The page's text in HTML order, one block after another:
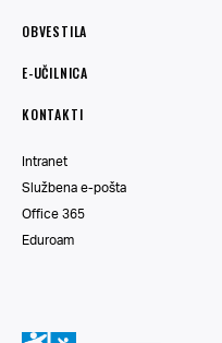
OBVESTILA
E-UČILNICA
KONTAKTI
Intranet
Službena e-pošta
Office 365
Eduroam